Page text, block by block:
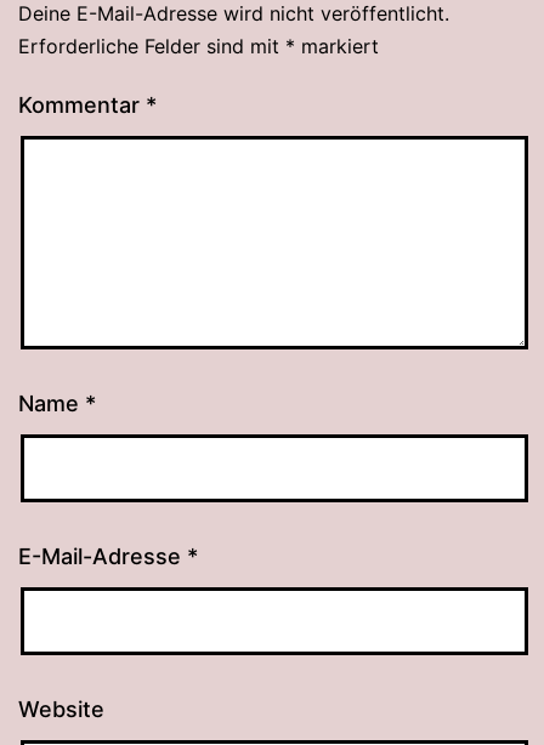
Deine E-Mail-Adresse wird nicht veröffentlicht.
Erforderliche Felder sind mit * markiert
Kommentar *
Name *
E-Mail-Adresse *
Website
Alternative: